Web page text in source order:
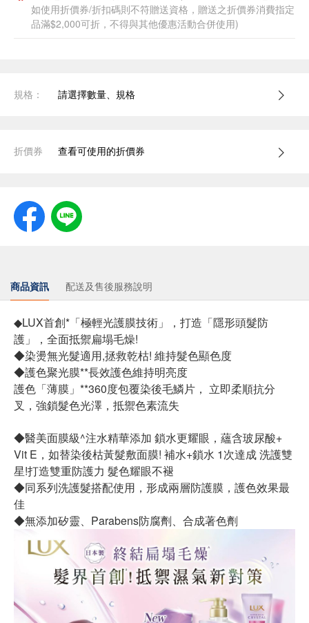
如使用折價券/折扣碼則不符贈送資格，贈送之折價券消費指定
品滿$2,000可折，不得與其他優惠活動合併使用)
規格： 請選擇數量、規格
折價券 查看可使用的折價券
商品資訊 配送及售後服務說明
​◆LUX首創*「極輕光護膜技術」，打造「隱形頭髮防
護」，全面抵禦扁塌毛燥!
​◆染燙無光髮適用,拯救乾枯! 維持髮色顯色度
◆護色聚光膜**長效護色維持明亮度
護色「薄膜」**360度包覆染後毛鱗片， 立即柔順抗分
叉，強鎖髮色光澤，抵禦色素流失
◆醫美面膜級^注水精華添加 鎖水更耀眼，蘊含玻尿酸+
Vit E，如替染後枯黃髮敷面膜! 補水+鎖水 1次達成 洗護雙
星!打造雙重防護力 髮色耀眼不褪
◆同系列洗護髮搭配使用，形成兩層防護膜，護色效果最
佳
◆無添加矽靈、Parabens防腐劑、合成著色劑